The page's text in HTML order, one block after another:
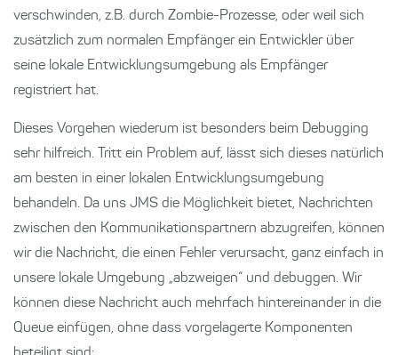
verschwinden, z.B. durch Zombie-Prozesse, oder weil sich
zusätzlich zum normalen Empfänger ein Entwickler über
seine lokale Entwicklungsumgebung als Empfänger
registriert hat.
Dieses Vorgehen wiederum ist besonders beim Debugging
sehr hilfreich. Tritt ein Problem auf, lässt sich dieses natürlich
am besten in einer lokalen Entwicklungsumgebung
behandeln. Da uns JMS die Möglichkeit bietet, Nachrichten
zwischen den Kommunikationspartnern abzugreifen, können
wir die Nachricht, die einen Fehler verursacht, ganz einfach in
unsere lokale Umgebung „abzweigen“ und debuggen. Wir
können diese Nachricht auch mehrfach hintereinander in die
Queue einfügen, ohne dass vorgelagerte Komponenten